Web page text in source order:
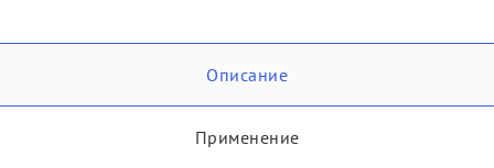
Описание
Применение